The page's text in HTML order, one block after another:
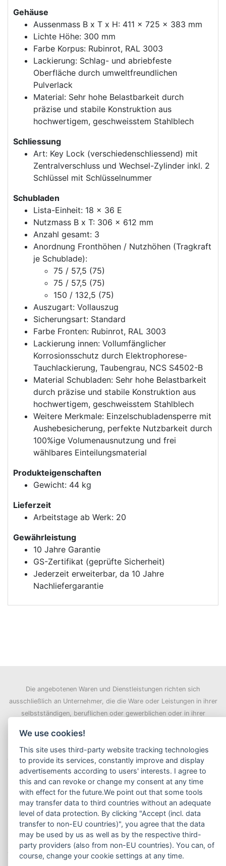
Gehäuse
Aussenmass B x T x H: 411 x 725 x 383 mm
Lichte Höhe: 300 mm
Farbe Korpus: Rubinrot, RAL 3003
Lackierung: Schlag- und abriebfeste
Oberfläche durch umweltfreundlichen
Pulverlack
Material: Sehr hohe Belastbarkeit durch
präzise und stabile Konstruktion aus
hochwertigem, geschweisstem Stahlblech
Schliessung
Art: Key Lock (verschiedenschliessend) mit
Zentralverschluss und Wechsel-Zylinder inkl. 2
Schlüssel mit Schlüsselnummer
Schubladen
Lista-Einheit: 18 x 36 E
Nutzmass B x T: 306 x 612 mm
Anzahl gesamt: 3
Anordnung Fronthöhen / Nutzhöhen (Tragkraft
je Schublade):
75 / 57,5 (75)
75 / 57,5 (75)
150 / 132,5 (75)
Auszugart: Vollauszug
Sicherungsart: Standard
Farbe Fronten: Rubinrot, RAL 3003
Lackierung innen: Vollumfänglicher
Korrosionsschutz durch Elektrophorese-
Tauchlackierung, Taubengrau, NCS S4502-B
Material Schubladen: Sehr hohe Belastbarkeit
durch präzise und stabile Konstruktion aus
hochwertigem, geschweisstem Stahlblech
Weitere Merkmale: Einzelschubladensperre mit
Aushebesicherung, perfekte Nutzbarkeit durch
100%ige Volumenausnutzung und frei
wählbares Einteilungsmaterial
Produkteigenschaften
Gewicht: 44 kg
Lieferzeit
Arbeitstage ab Werk: 20
Gewährleistung
10 Jahre Garantie
GS-Zertifikat (geprüfte Sicherheit)
Jederzeit erweiterbar, da 10 Jahre
Nachliefergarantie
Die angebotenen Waren und Dienstleistungen richten sich
ausschließlich an Unternehmer, die die Ware oder Leistungen in ihrer
selbstständigen, beruflichen oder gewerblichen oder in ihrer
Verbraucher / Unternehmer
Versandkosten & Lieferzeit
Privatsphäre und Datenschutz
Cookie-Einstellungen ändern
Unsere AGB
Impressum
Kontakt
Lieferzeit
Einkaufsbedingungen
We use cookies!
This site uses third-party website tracking technologies
to provide its services, constantly improve and display
advertisements according to users' interests. I agree to
this and can revoke or change my consent at any time
with effect for the future.We point out that some tools
may transfer data to third countries without an adequate
level of data protection. By clicking "Accept (incl. data
transfer to non-EU countries)", you agree that the data
may be used by us as well as by the respective third-
party providers (also from non-EU countries). You can, of
course, change your cookie settings at any time.